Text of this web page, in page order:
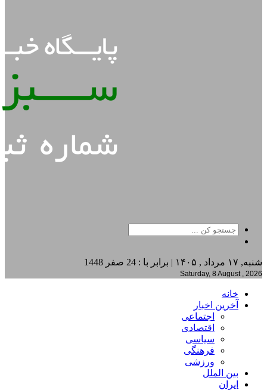
شنبه, ۱۷ مرداد , ۱۴۰۵ | برابر با : 24 صفر 1448
Saturday, 8 August , 2026
خانه
آخرین اخبار
اجتماعی
اقتصادی
سیاسی
فرهنگی
ورزشی
بین الملل
ایران